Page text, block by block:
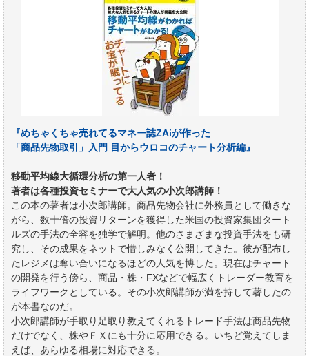
『めちゃくちゃ売れてるマネー誌ZAiが作った
「商品先物取引」入門 目からウロコのチャート分析編』
移動平均線大循環分析の第一人者！
著者は各種投資セミナーで大人気の小次郎講師！
この本の著者は小次郎講師。商品先物会社に外務員として働きな
がら、数十倍の投資リターンを獲得した米国の投資家集団タート
ルズの手法の全容を独学で解明。他のさまざまな投資手法をも研
究し、その成果をネットで惜しみなく公開してきた。彼が配布し
たレジメは奪い合いになるほどの人気を博した。現在はチャート
の開発を行う傍ら、商品・株・FXなどで幅広くトレーダー教育を
ライフワークとしている。その小次郎講師が満を持して著したの
が本書なのだ。
小次郎講師が手取り足取り教えてくれるトレード手法は商品先物
だけでなく、株やＦＸにも十分に応用できる。いちど覚えてしま
えば、あらゆる相場に対応できる。